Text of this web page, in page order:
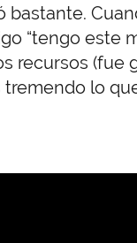
bastante.
“tengo este
recursos (fue
lo